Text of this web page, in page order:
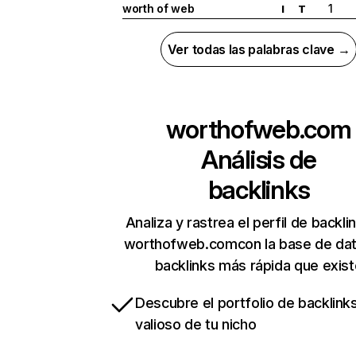
worth of web
I T 1
Ver todas las palabras clave →
worthofweb.com
Análisis de
backlinks
Analiza y rastrea el perfil de
worthofweb.comcon la base de
backlinks más rápida que
Descubre el portfolio de
valioso de tu nicho